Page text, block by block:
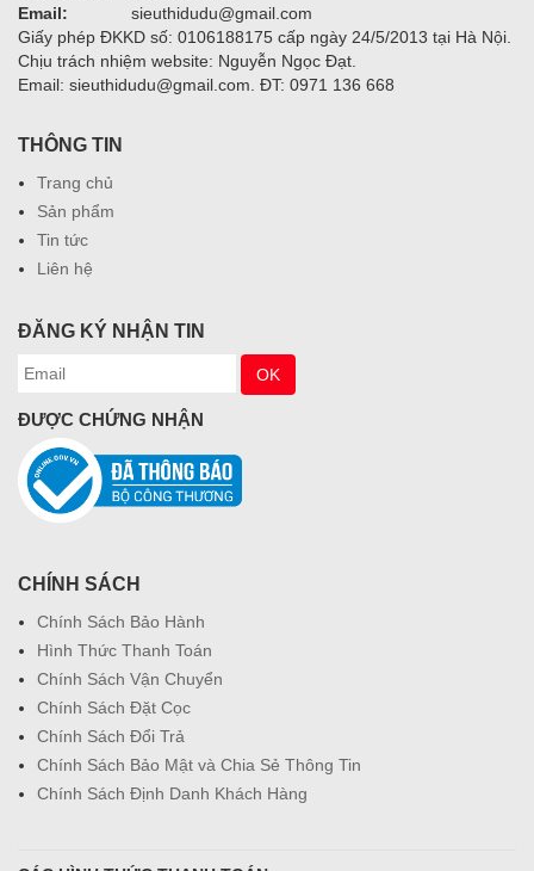
Email:
sieuthidudu@gmail.com
Giấy phép ĐKKD số: 0106188175 cấp ngày 24/5/2013 tại Hà Nội.
Chịu trách nhiệm website: Nguyễn Ngọc Đạt.
Email: sieuthidudu@gmail.com. ĐT: 0971 136 668
THÔNG TIN
Trang chủ
Sản phẩm
Tin tức
Liên hệ
ĐĂNG KÝ NHẬN TIN
ĐƯỢC CHỨNG NHẬN
CHÍNH SÁCH
Chính Sách Bảo Hành
Hình Thức Thanh Toán
Chính Sách Vận Chuyển
Chính Sách Đặt Cọc
Chính Sách Đổi Trả
Chính Sách Bảo Mật và Chia Sẻ Thông Tin
Chính Sách Định Danh Khách Hàng